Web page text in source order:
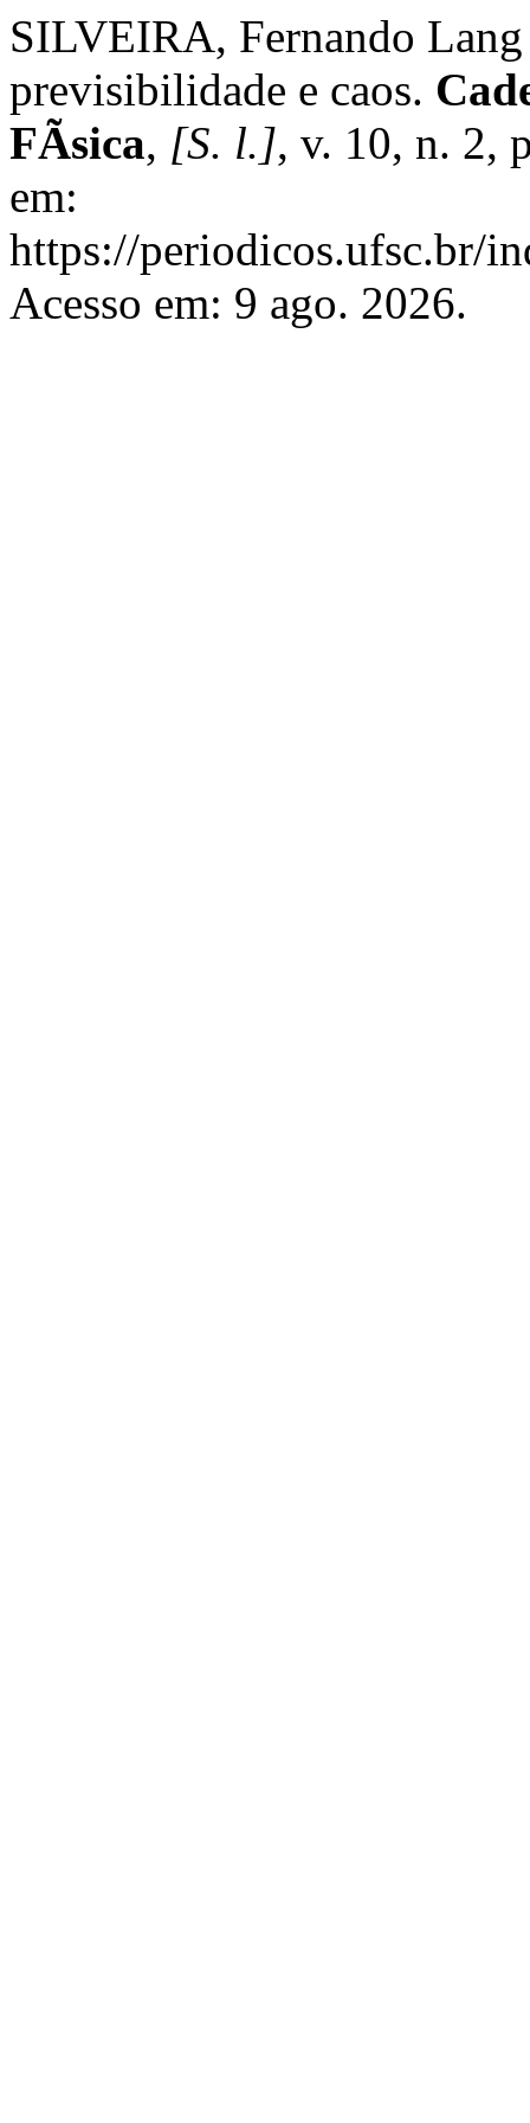
SILVEIRA, Fernando
previsibilidade e caos.
FÃ­sica, [S. l.], v. 10, n. 2,
em:
https://periodicos.ufsc.br/
Acesso em: 9 ago. 2026.